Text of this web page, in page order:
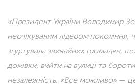
«Президент України Володимир
неочікуваним лідером покоління,
згуртувала звичайних громадян,
домівки, вийти на вулиці та
незалежність. «Все можливо» — це